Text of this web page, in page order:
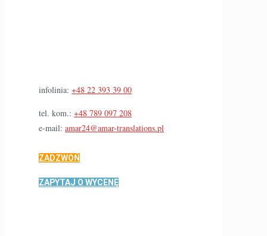
infolinia:+48 22 393 39 00
tel. kom.:+48 789 097 208
e-mail:amar24@amar-translations.pl
ZADZWOŃ
ZAPYTAJ O WYCENĘ